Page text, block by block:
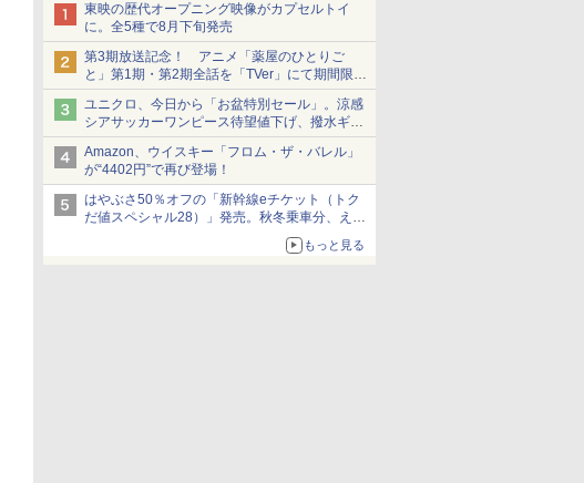
東映の歴代オープニング映像がカプセルトイ
に。全5種で8月下旬発売
第3期放送記念！ アニメ「薬屋のひとりご
と」第1期・第2期全話を「TVer」にて期間限定
で順次無料配信開始
ユニクロ、今日から「お盆特別セール」。涼感
シアサッカーワンピース待望値下げ、撥水ギア
ショーツは1990円に
Amazon、ウイスキー「フロム・ザ・バレル」
が“4402円”で再び登場！
はやぶさ50％オフの「新幹線eチケット（トク
だ値スペシャル28）」発売。秋冬乗車分、えき
もっと見る